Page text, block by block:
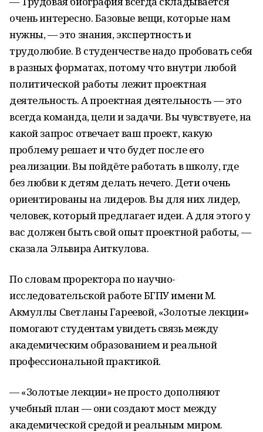
очень интересно. Базовые вещи, которые нам
нужны, — это знания, экспертность и
трудолюбие. В студенчестве надо пробовать себя
в разных форматах, потому что внутри любой
политической работы лежит проектная
деятельность. А проектная деятельность — это
всегда команда, цели и задачи. Вы чувствуете, на
какой запрос отвечает ваш проект, какую
проблему решает и что будет после его
реализации. Вы пойдёте работать в школу, где
без любви к детям делать нечего. Дети очень
ориентированы на лидеров. Вы для них лидер,
человек, который предлагает идеи. А для этого у
вас должен быть свой опыт проектной работы, —
сказала Эльвира Аиткулова.
По словам проректора по научно-
исследовательской работе БГПУ имени М.
Акмуллы Светланы Гареевой, «Золотые лекции»
помогают студентам увидеть связь между
академическим образованием и реальной
профессиональной практикой.
— «Золотые лекции» не просто дополняют
учебный план — они создают мост между
академической средой и реальным миром.